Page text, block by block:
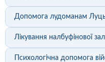
Допомога лудоманам
Лікування налбуфінової
Психологічна допомога